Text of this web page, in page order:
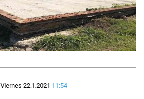
Viernes 22.1.2021 11:54